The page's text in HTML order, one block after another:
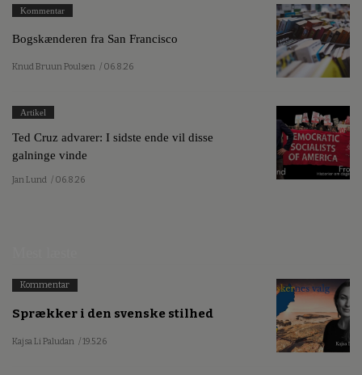
Kommentar
Bogskænderen fra San Francisco
Knud Bruun Poulsen / 06.8.26
Artikel
Ted Cruz advarer: I sidste ende vil disse
galninge vinde
Jan Lund / 06.8.26
Kommentar
Sprækker i den svenske stilhed
Kajsa Li Paludan / 19.5.26